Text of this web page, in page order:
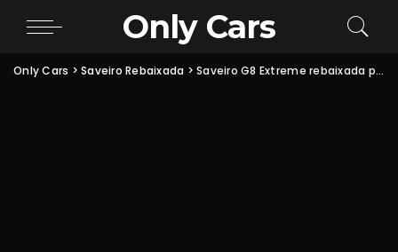
Only Cars
Only Cars >Saveiro Rebaixada >Saveiro G8 Extreme rebaixada preta rodas aro 18